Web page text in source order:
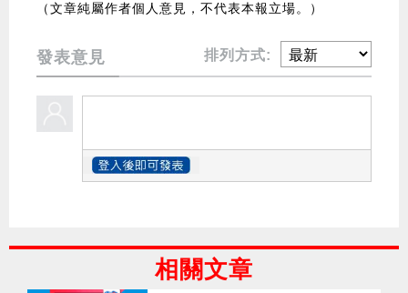
（文章純屬作者個人意見，不代表本報立場。）
發表意見 排列方式:
相關文章